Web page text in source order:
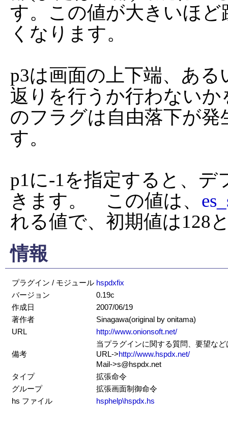
す。この値が大きいほ
くなります。
p3は画面の上下端、あ
返りを行うか行わない
のフラグは自由落下が
す。
p1に-1を指定すると、
きます。　この値は、
れる値で、初期値は128
情報
プラグイン / モジュール hspdxfix
バージョン
0.19c
作成日
2007/06/19
著作者
Sinagawa(original by onitama)
URL
http://www.onionsoft.net/
備考
当プラグインに関する質問、要望な
URL->http://www.hspdx.net/
Mail->s@hspdx.net
タイプ
拡張命令
グループ
拡張画面制御命令
hs ファイル
hsphelp\hspdx.hs